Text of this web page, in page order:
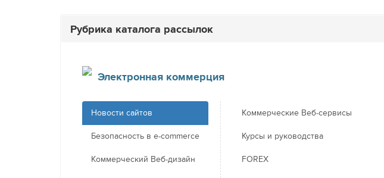
Рубрика каталога рассылок
Электронная коммерция
Новости сайтов
Безопасность в e-commerce
Коммерческий Веб-дизайн
Коммерческие Веб-сервисы
Курсы и руководства
FOREX